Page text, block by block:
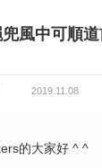
兜風中可順
2019.11.08
的大家好 ^ ^